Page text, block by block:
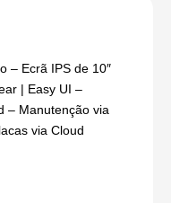
– Ecrã IPS de 10″
| Easy UI –
– Manutenção via
via Cloud